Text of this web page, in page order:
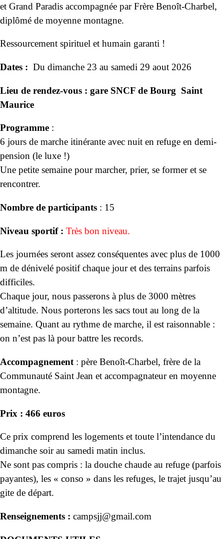
et Grand Paradis accompagnée par Frère Benoît-Charbel,
diplômé de moyenne montagne.
Ressourcement spirituel et humain garanti !
Dates : Du dimanche 23 au samedi 29 aout 2026
Lieu de rendez-vous : gare SNCF de Bourg Saint
Maurice
Programme :
6 jours de marche itinérante avec nuit en refuge en demi-
pension (le luxe !)
Une petite semaine pour marcher, prier, se former et se
rencontrer.
Nombre de participants : 15
Niveau sportif : Très bon niveau.
Les journées seront assez conséquentes avec plus de 1000
m de dénivelé positif chaque jour et des terrains parfois
difficiles.
Chaque jour, nous passerons à plus de 3000 mètres
d’altitude. Nous porterons les sacs tout au long de la
semaine. Quant au rythme de marche, il est raisonnable :
on n’est pas là pour battre les records.
Accompagnement : père Benoît-Charbel, frère de la
Communauté Saint Jean et accompagnateur en moyenne
montagne.
Prix : 466 euros
Ce prix comprend les logements et toute l’intendance du
dimanche soir au samedi matin inclus.
Ne sont pas compris : la douche chaude au refuge (parfois
payantes), les « conso » dans les refuges, le trajet jusqu’au
gite de départ.
Renseignements : campsjj@gmail.com